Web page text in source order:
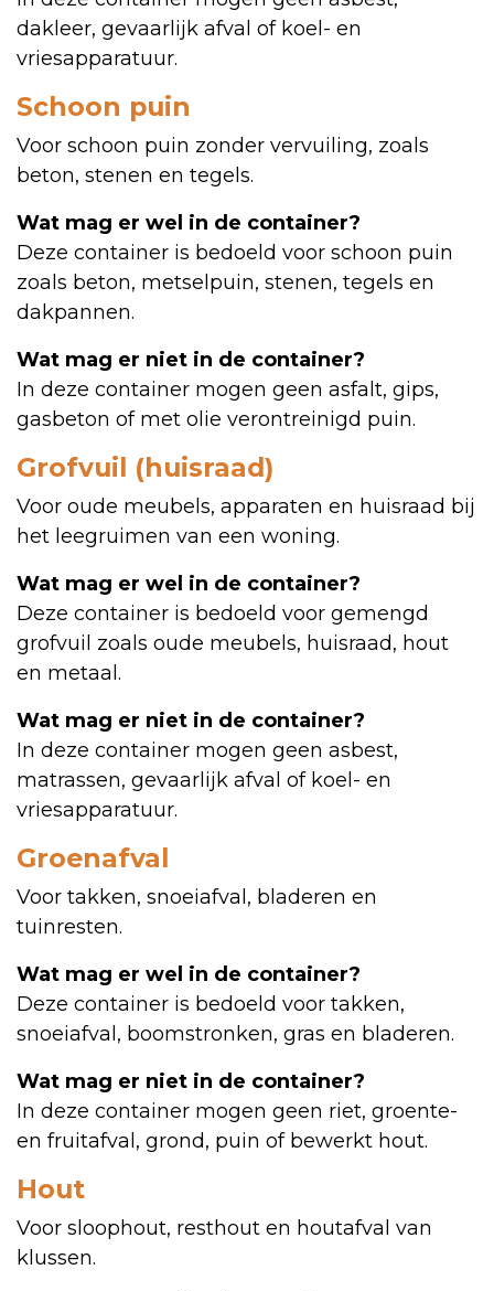
dakleer, gevaarlijk afval of koel- en
vriesapparatuur.
Schoon puin
Voor schoon puin zonder vervuiling, zoals
beton, stenen en tegels.
Wat mag er wel in de container?
Deze container is bedoeld voor schoon puin
zoals beton, metselpuin, stenen, tegels en
dakpannen.
Wat mag er niet in de container?
In deze container mogen geen asfalt, gips,
gasbeton of met olie verontreinigd puin.
Grofvuil (huisraad)
Voor oude meubels, apparaten en huisraad bij
het leegruimen van een woning.
Wat mag er wel in de container?
Deze container is bedoeld voor gemengd
grofvuil zoals oude meubels, huisraad, hout
en metaal.
Wat mag er niet in de container?
In deze container mogen geen asbest,
matrassen, gevaarlijk afval of koel- en
vriesapparatuur.
Groenafval
Voor takken, snoeiafval, bladeren en
tuinresten.
Wat mag er wel in de container?
Deze container is bedoeld voor takken,
snoeiafval, boomstronken, gras en bladeren.
Wat mag er niet in de container?
In deze container mogen geen riet, groente-
en fruitafval, grond, puin of bewerkt hout.
Hout
Voor sloophout, resthout en houtafval van
klussen.